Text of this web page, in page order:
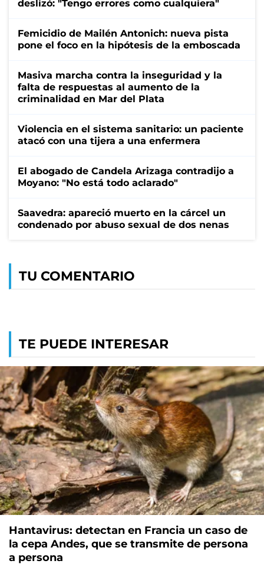
deslizó: "Tengo errores como cualquiera"
Femicidio de Mailén Antonich: nueva pista
pone el foco en la hipótesis de la emboscada
Masiva marcha contra la inseguridad y la
falta de respuestas al aumento de la
criminalidad en Mar del Plata
Violencia en el sistema sanitario: un paciente
atacó con una tijera a una enfermera
El abogado de Candela Arizaga contradijo a
Moyano: "No está todo aclarado"
Saavedra: apareció muerto en la cárcel un
condenado por abuso sexual de dos nenas
TU COMENTARIO
TE PUEDE INTERESAR
Hantavirus: detectan en Francia un caso de
la cepa Andes, que se transmite de persona
a persona